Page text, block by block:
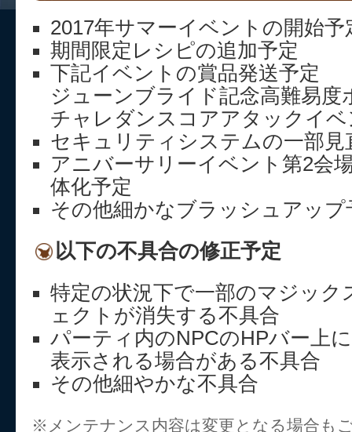
2017年サマーイベントの開始予
期間限定レシピの追加予定
下記イベントの賞品発送予定
ジューンブライド記念高難易度
チャレダンスコアアタックイ
セキュリティシステムの一部見
アニバーサリーイベント第2会
体化予定
その他細かなブラッシュアップ
以下の不具合の修正予定
特定の状況下で一部のマジック
ェクトが消失する不具合
パーティ内のNPCのHPバー上
表示される場合がある不具合
その他細やかな不具合
※メンテナンス内容は変更となる場合も